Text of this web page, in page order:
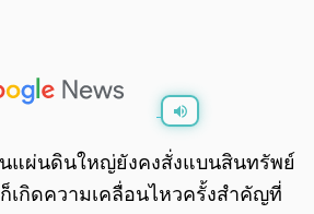
/ 0:00
แผ่นดินใหญ่ยังคงสั่งแบนสินทรัพย์
เกิดความเคลื่อนไหวครั้งสำคัญที่